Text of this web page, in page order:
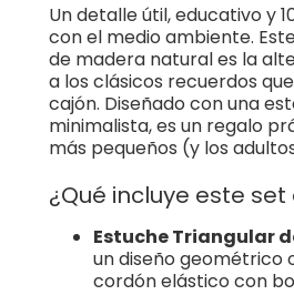
Un detalle útil, educativo y
con el medio ambiente.
de madera natural es la
a los clásicos recuerdos
cajón. Diseñado con una
minimalista, es un regalo
más pequeños (y los
¿Qué incluye este
Estuche Triangular
un diseño geométrico
cordón elástico con